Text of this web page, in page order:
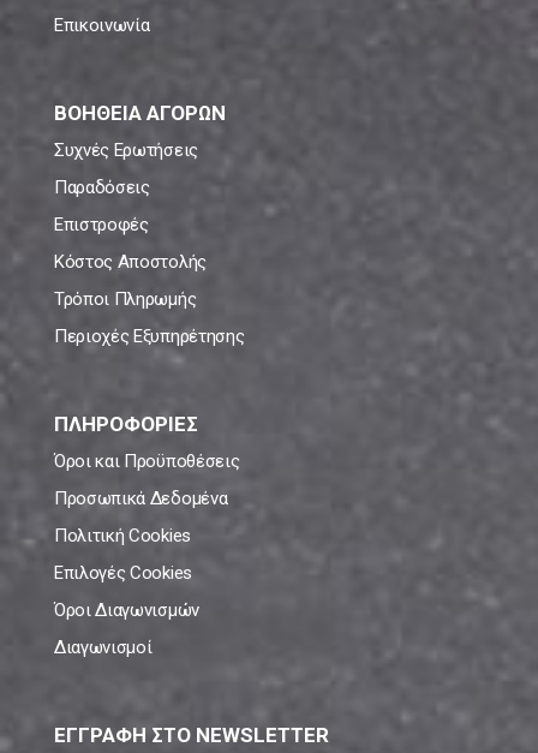
Επικοινωνία
ΒΟΗΘΕΙΑ ΑΓΟΡΩΝ
Συχνές Ερωτήσεις
Παραδόσεις
Επιστροφές
Κόστος Αποστολής
Τρόποι Πληρωμής
Περιοχές Εξυπηρέτησης
ΠΛΗΡΟΦΟΡΙΕΣ
Όροι και Προϋποθέσεις
Προσωπικά Δεδομένα
Πολιτική Cookies
Επιλογές Cookies
Όροι Διαγωνισμών
Διαγωνισμοί
ΕΓΓΡΑΦΗ ΣΤΟ NEWSLETTER